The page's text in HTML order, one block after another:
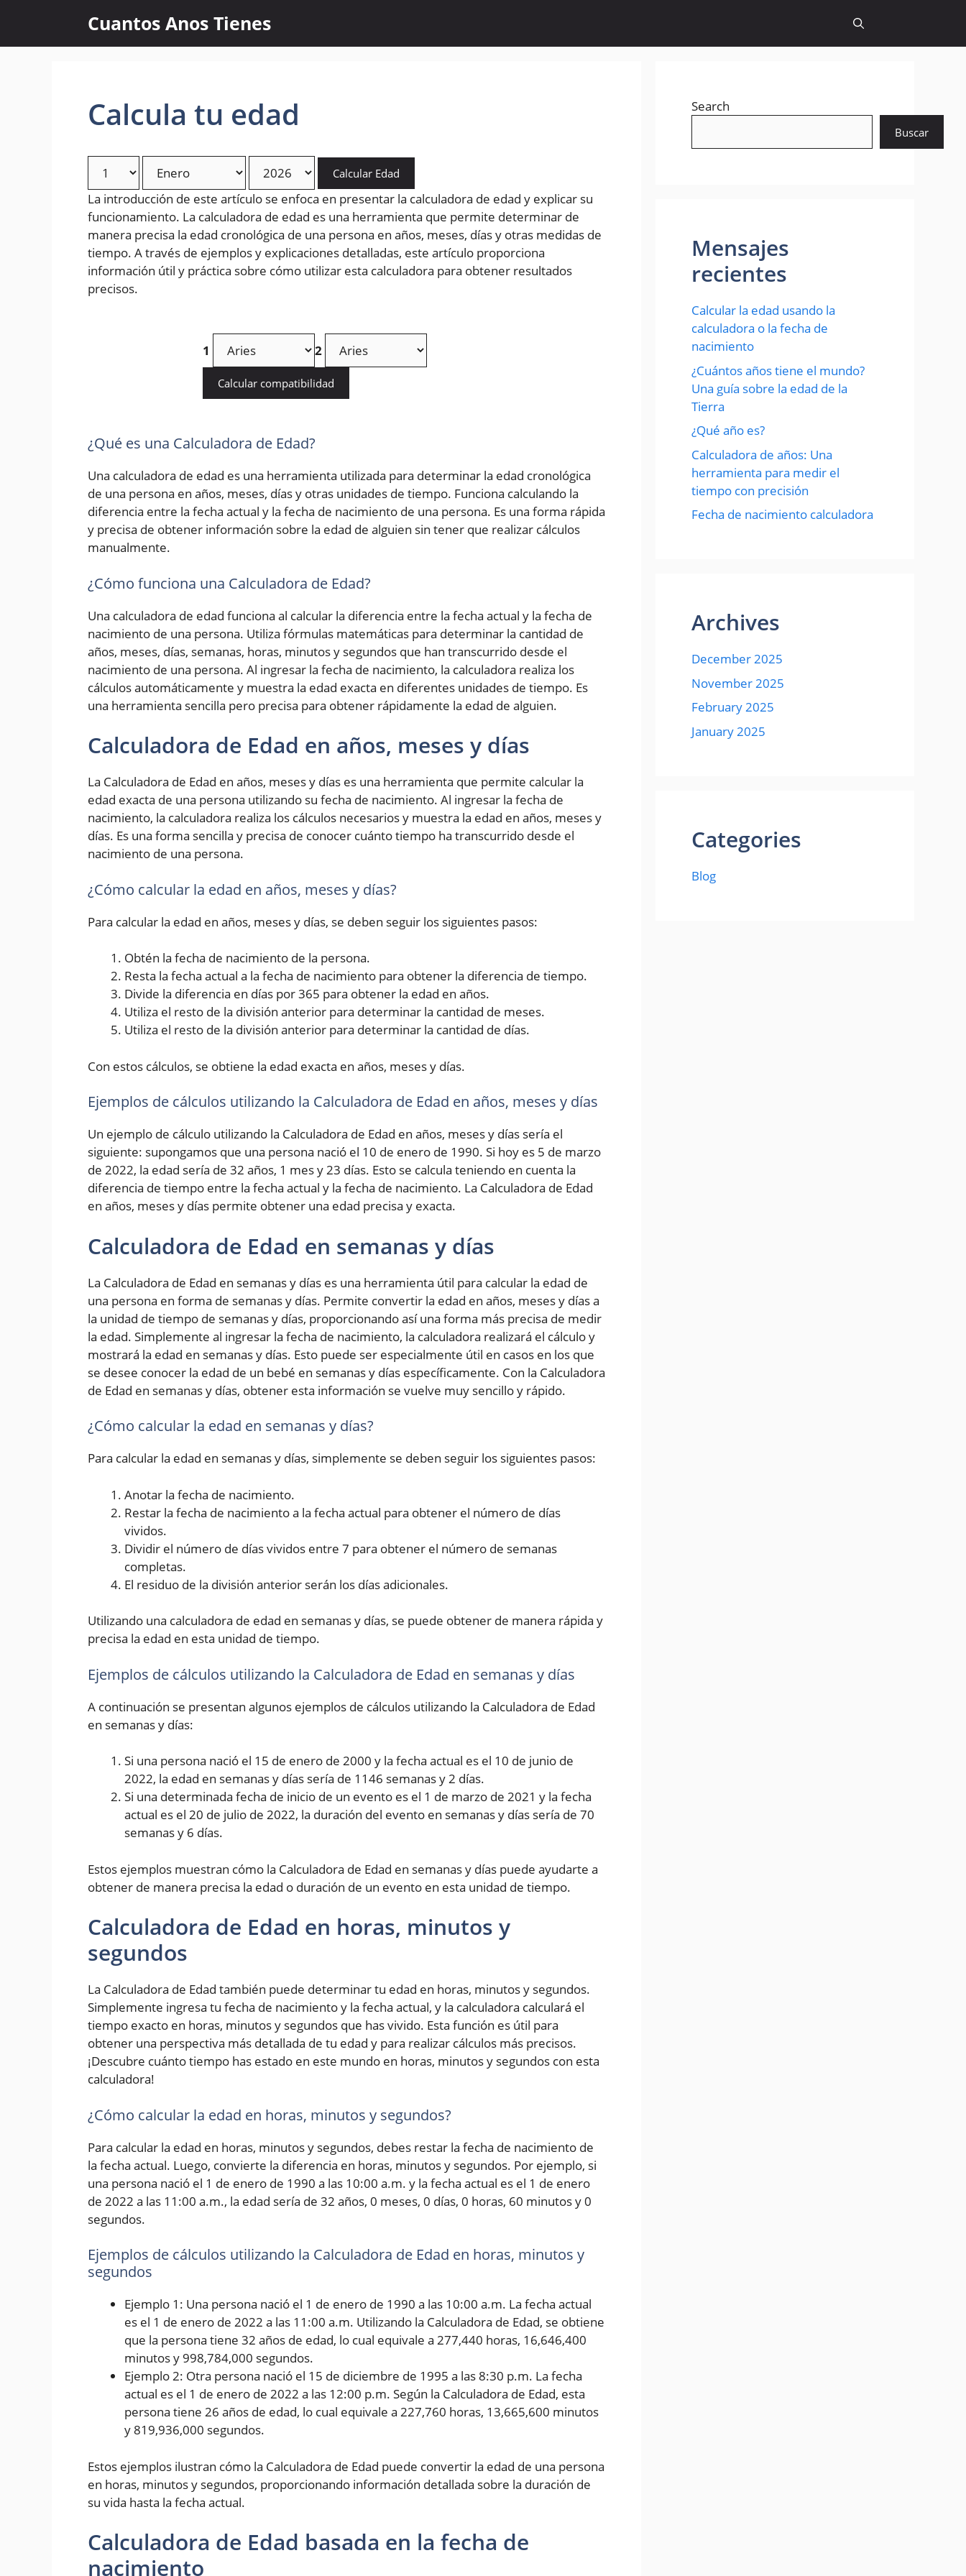
content
Cuantos Anos Tienes
Calcula tu edad
Calcular Edad
La introducción de este artículo se enfoca en presentar la calculadora de edad y explicar su
funcionamiento. La calculadora de edad es una herramienta que permite determinar de
manera precisa la edad cronológica de una persona en años, meses, días y otras medidas de
tiempo. A través de ejemplos y explicaciones detalladas, este artículo proporciona
información útil y práctica sobre cómo utilizar esta calculadora para obtener resultados
precisos.
1 2
Calcular compatibilidad
¿Qué es una Calculadora de Edad?
Una calculadora de edad es una herramienta utilizada para determinar la edad cronológica
de una persona en años, meses, días y otras unidades de tiempo. Funciona calculando la
diferencia entre la fecha actual y la fecha de nacimiento de una persona. Es una forma rápida
y precisa de obtener información sobre la edad de alguien sin tener que realizar cálculos
manualmente.
¿Cómo funciona una Calculadora de Edad?
Una calculadora de edad funciona al calcular la diferencia entre la fecha actual y la fecha de
nacimiento de una persona. Utiliza fórmulas matemáticas para determinar la cantidad de
años, meses, días, semanas, horas, minutos y segundos que han transcurrido desde el
nacimiento de una persona. Al ingresar la fecha de nacimiento, la calculadora realiza los
cálculos automáticamente y muestra la edad exacta en diferentes unidades de tiempo. Es
una herramienta sencilla pero precisa para obtener rápidamente la edad de alguien.
Calculadora de Edad en años, meses y días
La Calculadora de Edad en años, meses y días es una herramienta que permite calcular la
edad exacta de una persona utilizando su fecha de nacimiento. Al ingresar la fecha de
nacimiento, la calculadora realiza los cálculos necesarios y muestra la edad en años, meses y
días. Es una forma sencilla y precisa de conocer cuánto tiempo ha transcurrido desde el
nacimiento de una persona.
¿Cómo calcular la edad en años, meses y días?
Para calcular la edad en años, meses y días, se deben seguir los siguientes pasos:
Obtén la fecha de nacimiento de la persona.
Resta la fecha actual a la fecha de nacimiento para obtener la diferencia de tiempo.
Divide la diferencia en días por 365 para obtener la edad en años.
Utiliza el resto de la división anterior para determinar la cantidad de meses.
Utiliza el resto de la división anterior para determinar la cantidad de días.
Con estos cálculos, se obtiene la edad exacta en años, meses y días.
Ejemplos de cálculos utilizando la Calculadora de Edad en años, meses y días
Un ejemplo de cálculo utilizando la Calculadora de Edad en años, meses y días sería el
siguiente: supongamos que una persona nació el 10 de enero de 1990. Si hoy es 5 de marzo
de 2022, la edad sería de 32 años, 1 mes y 23 días. Esto se calcula teniendo en cuenta la
diferencia de tiempo entre la fecha actual y la fecha de nacimiento. La Calculadora de Edad
en años, meses y días permite obtener una edad precisa y exacta.
Calculadora de Edad en semanas y días
La Calculadora de Edad en semanas y días es una herramienta útil para calcular la edad de
una persona en forma de semanas y días. Permite convertir la edad en años, meses y días a
la unidad de tiempo de semanas y días, proporcionando así una forma más precisa de medir
la edad. Simplemente al ingresar la fecha de nacimiento, la calculadora realizará el cálculo y
mostrará la edad en semanas y días. Esto puede ser especialmente útil en casos en los que
se desee conocer la edad de un bebé en semanas y días específicamente. Con la Calculadora
de Edad en semanas y días, obtener esta información se vuelve muy sencillo y rápido.
¿Cómo calcular la edad en semanas y días?
Para calcular la edad en semanas y días, simplemente se deben seguir los siguientes pasos:
Anotar la fecha de nacimiento.
Restar la fecha de nacimiento a la fecha actual para obtener el número de días
vividos.
Dividir el número de días vividos entre 7 para obtener el número de semanas
completas.
El residuo de la división anterior serán los días adicionales.
Utilizando una calculadora de edad en semanas y días, se puede obtener de manera rápida y
precisa la edad en esta unidad de tiempo.
Ejemplos de cálculos utilizando la Calculadora de Edad en semanas y días
A continuación se presentan algunos ejemplos de cálculos utilizando la Calculadora de Edad
en semanas y días:
Si una persona nació el 15 de enero de 2000 y la fecha actual es el 10 de junio de
2022, la edad en semanas y días sería de 1146 semanas y 2 días.
Si una determinada fecha de inicio de un evento es el 1 de marzo de 2021 y la fecha
actual es el 20 de julio de 2022, la duración del evento en semanas y días sería de 70
semanas y 6 días.
Estos ejemplos muestran cómo la Calculadora de Edad en semanas y días puede ayudarte a
obtener de manera precisa la edad o duración de un evento en esta unidad de tiempo.
Calculadora de Edad en horas, minutos y
segundos
La Calculadora de Edad también puede determinar tu edad en horas, minutos y segundos.
Simplemente ingresa tu fecha de nacimiento y la fecha actual, y la calculadora calculará el
tiempo exacto en horas, minutos y segundos que has vivido. Esta función es útil para
obtener una perspectiva más detallada de tu edad y para realizar cálculos más precisos.
¡Descubre cuánto tiempo has estado en este mundo en horas, minutos y segundos con esta
calculadora!
¿Cómo calcular la edad en horas, minutos y segundos?
Para calcular la edad en horas, minutos y segundos, debes restar la fecha de nacimiento de
la fecha actual. Luego, convierte la diferencia en horas, minutos y segundos. Por ejemplo, si
una persona nació el 1 de enero de 1990 a las 10:00 a.m. y la fecha actual es el 1 de enero
de 2022 a las 11:00 a.m., la edad sería de 32 años, 0 meses, 0 días, 0 horas, 60 minutos y 0
segundos.
Ejemplos de cálculos utilizando la Calculadora de Edad en horas, minutos y
segundos
Ejemplo 1: Una persona nació el 1 de enero de 1990 a las 10:00 a.m. La fecha actual
es el 1 de enero de 2022 a las 11:00 a.m. Utilizando la Calculadora de Edad, se obtiene
que la persona tiene 32 años de edad, lo cual equivale a 277,440 horas, 16,646,400
minutos y 998,784,000 segundos.
Ejemplo 2: Otra persona nació el 15 de diciembre de 1995 a las 8:30 p.m. La fecha
actual es el 1 de enero de 2022 a las 12:00 p.m. Según la Calculadora de Edad, esta
persona tiene 26 años de edad, lo cual equivale a 227,760 horas, 13,665,600 minutos
y 819,936,000 segundos.
Estos ejemplos ilustran cómo la Calculadora de Edad puede convertir la edad de una persona
en horas, minutos y segundos, proporcionando información detallada sobre la duración de
su vida hasta la fecha actual.
Calculadora de Edad basada en la fecha de
nacimiento
Search
Buscar
Mensajes
recientes
Calcular la edad usando la
calculadora o la fecha de
nacimiento
¿Cuántos años tiene el mundo?
Una guía sobre la edad de la
Tierra
¿Qué año es?
Calculadora de años: Una
herramienta para medir el
tiempo con precisión
Fecha de nacimiento calculadora
Archives
December 2025
November 2025
February 2025
January 2025
Categories
Blog